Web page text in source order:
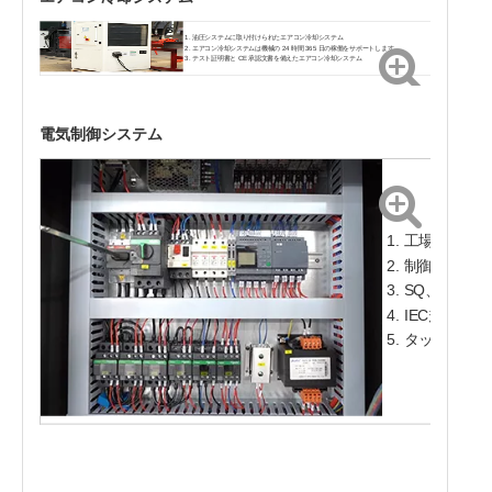
油圧システムに取り付けられたエアコン冷却システム
エアコン冷却システムは機械の 24 時間 365 日の稼働をサポートします
テスト証明書と CE 承認文書を備えたエアコン冷却システム
電気制御システム
工場で組み
制御配線:最
SQ、nm、
IEC規格に
タッチスク